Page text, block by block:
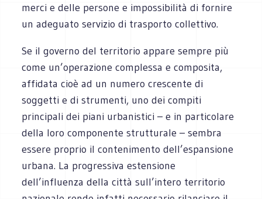
merci e delle persone e impossibilità di fornire
un adeguato servizio di trasporto collettivo.
Se il governo del territorio appare sempre più
come un’operazione complessa e composita,
affidata cioè ad un numero crescente di
soggetti e di strumenti, uno dei compiti
principali dei piani urbanistici – e in particolare
della loro componente strutturale – sembra
essere proprio il contenimento dell’espansione
urbana. La progressiva estensione
dell’influenza della città sull’intero territorio